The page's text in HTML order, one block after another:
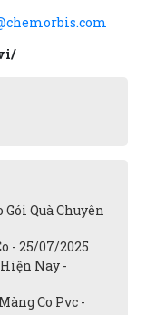
Quà Chuyên
- 25/07/2025
Nay -
Co Pvc -